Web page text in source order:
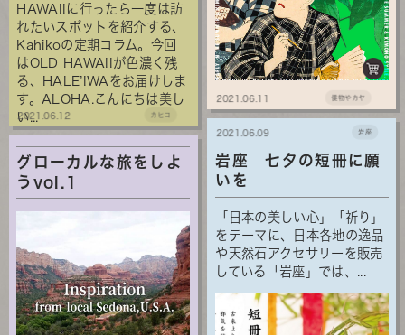
HAWAIIに行ったら一度は訪
れたいスポットを紹介する、
Kahikoの定期コラム。今回
はOLD HAWAIIが色濃く残
る、HALE’IWAをお届けしま
す。ALOHA.こんにちは美し
い...
2021.06.12 カヒコ
2021.06.11 倭物やカヤ
グローカルな旅をしよ
うvol.1
岩座 七夕の短冊に願
いを
「日本の美しい心」「祈り」
をテーマに、日本各地の逸品
や天然石アクセサリーを販売
している「岩座」では、...
2021.06.09 岩座